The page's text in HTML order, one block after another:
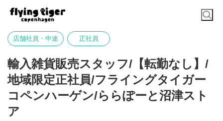
店舗社員・中途 正社員
輸入雑貨販売スタッフ/【転勤なし】/
地域限定正社員/フライングタイガー
コペンハーゲン/ららぽーと沼津スト
ア